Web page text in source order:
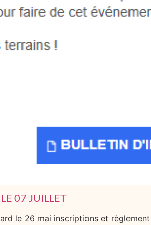
07 JUILLET
tard le 26 mai inscriptions et